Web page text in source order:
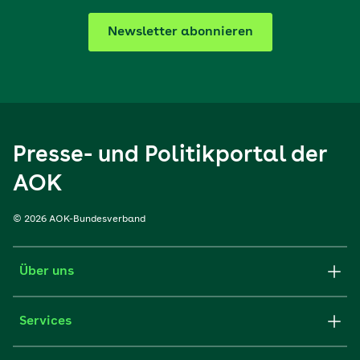
Newsletter abonnieren
Presse- und Politikportal der
AOK
© 2026 AOK-Bundesverband
Über uns
Services